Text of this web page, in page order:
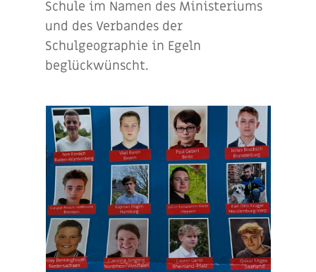
Schule im Namen des Ministeriums
und des Verbandes der
Schulgeographie in Egeln
beglückwünscht.